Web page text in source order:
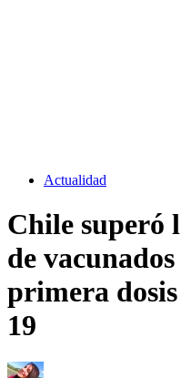
Actualidad
Chile superó
de
primera
19